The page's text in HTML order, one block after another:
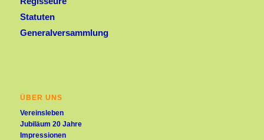
Statuten
Generalversammlung
ÜBER UNS
Vereinsleben
Jubiläum 20 Jahre
Impressionen